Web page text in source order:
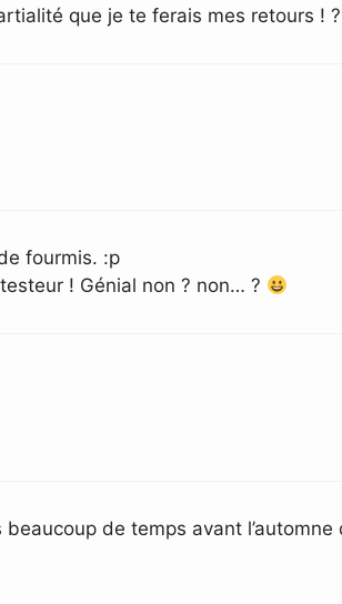
que je te ferais mes retours ! ?
fourmis. :p
! Génial non ? non… ?
beaucoup de temps avant